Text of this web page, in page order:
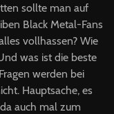
sollte man auf
Black Metal-Fans
vollhassen? Wie
was ist die beste
werden bei
Hauptsache, es
auch mal zum